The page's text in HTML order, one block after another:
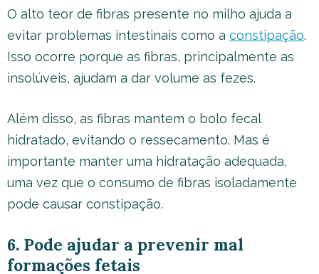
O alto teor de fibras presente no milho ajuda a
evitar problemas intestinais como a constipação.
Isso ocorre porque as fibras, principalmente as
insolúveis, ajudam a dar volume as fezes.
Além disso, as fibras mantem o bolo fecal
hidratado, evitando o ressecamento. Mas é
importante manter uma hidratação adequada,
uma vez que o consumo de fibras isoladamente
pode causar constipação.
6. Pode ajudar a prevenir mal
formações fetais